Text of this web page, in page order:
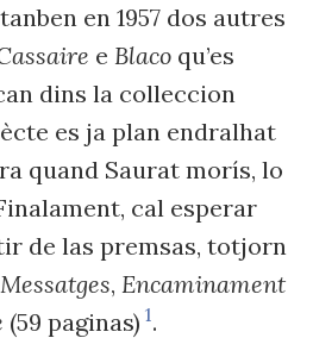
en 1957 dos autres
e Blaco qu’es
dins la colleccion
es ja plan endralhat
quand Saurat morís, lo
cal esperar
de las premsas, totjorn
Messatges, Encaminament
(59 paginas) 1.